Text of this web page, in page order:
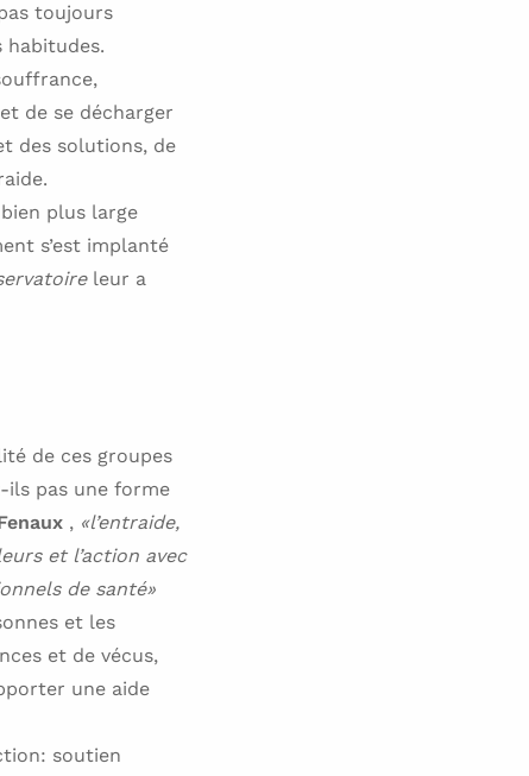
toujours
habitudes.
de se décharger
des solutions, de
plus large
s’est implanté
leur a
de ces groupes
ils pas une forme
, «l’entraide,
et l’action avec
de santé»
et les
et de vécus,
une aide
soutien